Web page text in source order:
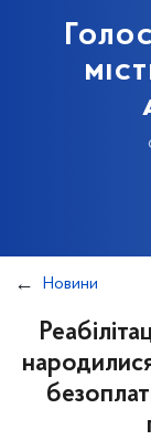
Новини